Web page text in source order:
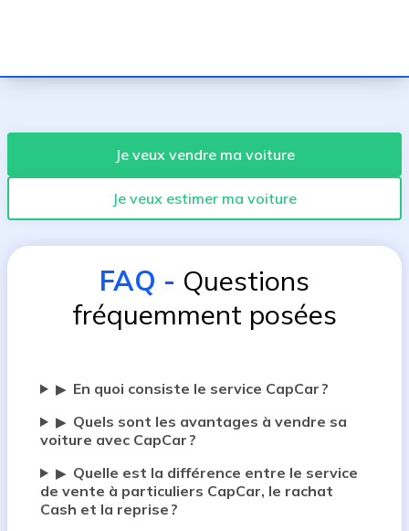
Je veux vendre ma voiture
Je veux estimer ma voiture
FAQ - Questions
fréquemment posées
▶ En quoi consiste le service CapCar ?
▶ Quels sont les avantages à vendre sa
voiture avec CapCar ?
▶ Quelle est la différence entre le service
de vente à particuliers CapCar, le rachat
Cash et la reprise ?